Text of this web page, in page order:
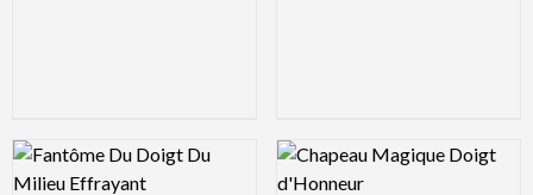
Logo Preview Image Logo Preview Image